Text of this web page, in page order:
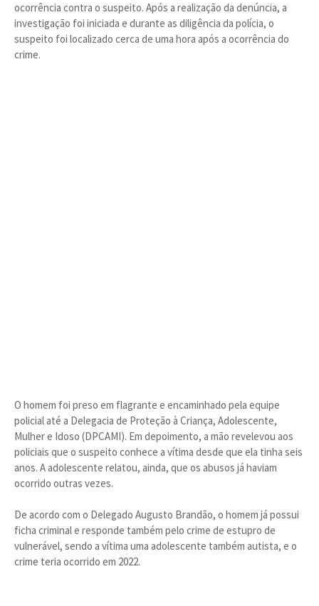
ocorrência contra o suspeito. Após a realização da denúncia, a
investigação foi iniciada e durante as diligência da polícia, o
suspeito foi localizado cerca de uma hora após a ocorrência do
crime.
O homem foi preso em flagrante e encaminhado pela equipe
policial até a Delegacia de Proteção à Criança, Adolescente,
Mulher e Idoso (DPCAMI). Em depoimento, a mão revelevou aos
policiais que o suspeito conhece a vítima desde que ela tinha seis
anos. A adolescente relatou, ainda, que os abusos já haviam
ocorrido outras vezes.
De acordo com o Delegado Augusto Brandão, o homem já possui
ficha criminal e responde também pelo crime de estupro de
vulnerável, sendo a vítima uma adolescente também autista, e o
crime teria ocorrido em 2022.